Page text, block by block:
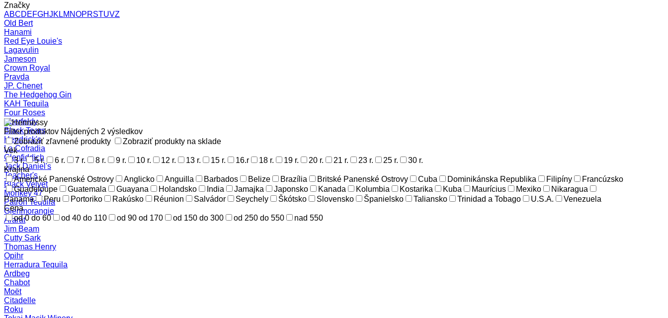
Značky
ABCDEFGHJK LM NOPRSTUVZ
Old Bert
Hanami
Red Eye Louie's
Lagavulin
Jameson
Crown Royal
Pravda
JP. Chenet
The Hedgehog Gin
KAH Tequila
Four Roses
Aberfeldy
Black Tears
Hendrick's
La Cofradia
Glenfiddich
Jack Daniel's
Teacher's
Black Velvet
Monkey 47
Patrón Tequila
Glenmorangie
Ararat
Jim Beam
Cutty Sark
Thomas Henry
Opihr
Herradura Tequila
Ardbeg
Chabot
Moët
Citadelle
Roku
Filter produktov Nájdených 2 výsledkov
Zobraziť zľavnené produkty
Zobraziť produkty na sklade
Vek
3 r.
5 r. 6 r. 7 r. 8 r. 9 r. 10 r. 12 r. 13 r. 15 r. 16.r 18 r. 19 r. 20 r. 21 r. 23 r. 25 r.
30 r.
Krajina
Americké Panenské Ostrovy
Anglicko Anguilla Barbados Belize Brazília Britské Panenské Ostrovy Cuba Dominikánska Republika Filipíny
Francúzsko
Guadeloupe
Guatemala Guayana Holandsko India Jamajka Japonsko Kanada Kolumbia Kostarika Kuba Maurícius Mexiko
Nikaragua
Panama
Peru Portoriko Rakúsko Réunion Salvádor Seychely Škótsko Slovensko Španielsko Taliansko Trinidad a Tobago U.S.A.
Venezuela
Cena
od 0 do 60
od 40 do 110 od 90 od 170 od 150 do 300 od 250 do 550 nad 550